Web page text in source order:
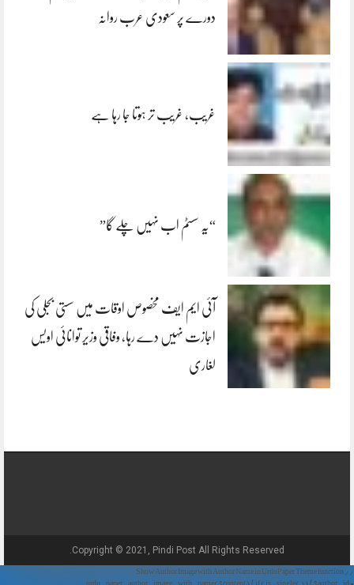
دورے پر سعودی عرب روانہ
غریب، غریب تر ہوتا جا رہا ہے
“یہ سسٹم اب نہیں چلے گا”
آئی ایم ایف مخصوص اوقات میں سستی بجلی کی
اجازت نہیں دے رہا، وفاقی وزیر توانائی اویس
لغاری
Copyright © 2021, Pindi Post All Rights Reserved.
// Show Author Image with Author Name in UrduPaper Theme function
urdu_paper_author_image_with_name($content) { if (is_single()) { $author_id =